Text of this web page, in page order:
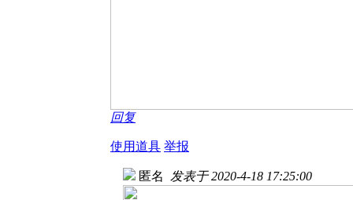
回复
使用道具 举报
匿名 发表于 2020-4-18 17:25:00